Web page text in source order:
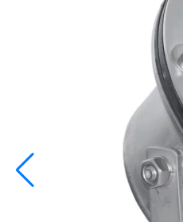
Шкафы управления
Готовые фонтаны
Фонтанные насадки
Подводные светильники